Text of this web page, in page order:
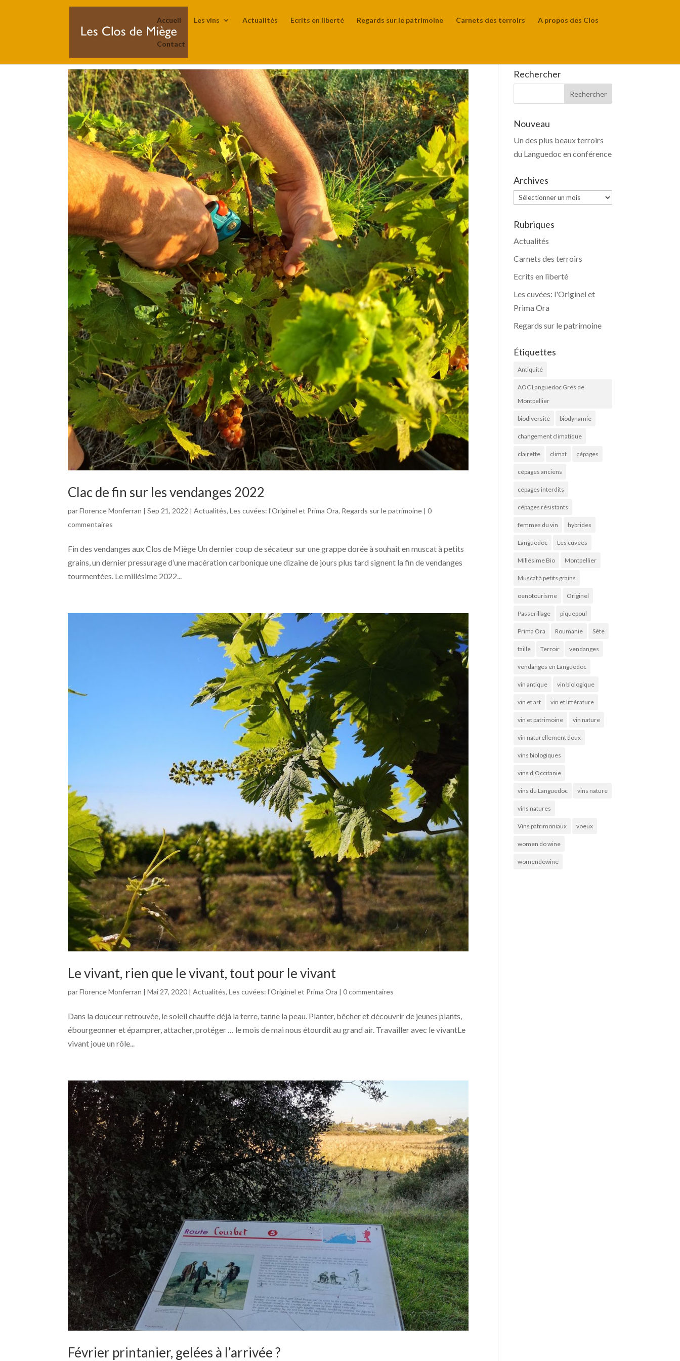
Accueil Les vins Actualités Ecrits en liberté Regards sur le patrimoine Carnets des terroirs A propos des Clos
Contact
Clac de fin sur les vendanges 2022
parFlorence Monferran |Sep 21, 2022 |Actualités,Les cuvées: l'Originel et Prima Ora, Regards sur le patrimoine |0
commentaires
Fin des vendanges aux Clos de Miège Un dernier coup de sécateur sur une grappe dorée à souhait en muscat à petits
grains, un dernier pressurage d’une macération carbonique une dizaine de jours plus tard signent la fin de vendanges
tourmentées. Le millésime 2022...
Le vivant, rien que le vivant, tout pour le vivant
parFlorence Monferran |Mai 27, 2020 |Actualités,Les cuvées: l'Originel et Prima Ora |0 commentaires
Dans la douceur retrouvée, le soleil chauffe déjà la terre, tanne la peau. Planter, bêcher et découvrir de jeunes plants,
ébourgeonner et épamprer, attacher, protéger … le mois de mai nous étourdit au grand air. Travailler avec le vivantLe
vivant joue un rôle...
Février printanier, gelées à l’arrivée ?
Rechercher
Nouveau
Un des plus beaux terroirs
du Languedoc en conférence
Archives
Archives
Rubriques
Actualités
Carnets des terroirs
Ecrits en liberté
Les cuvées: l'Originel et
Prima Ora
Regards sur le patrimoine
Étiquettes
Antiquité
AOC Languedoc Grés de
Montpellier
biodiversité biodynamie
changement climatique
clairette climat cépages
cépages anciens
cépages interdits
cépages résistants
femmes du vin hybrides
Languedoc Les cuvées
Millésime Bio Montpellier
Muscat à petits grains
oenotourisme Originel
Passerillage piquepoul
Prima Ora Roumanie Sète
taille Terroir vendanges
vendanges en Languedoc
vin antique vin biologique
vin et art vin et littérature
vin et patrimoine vin nature
vin naturellement doux
vins biologiques
vins d'Occitanie
vins du Languedoc vins nature
vins natures
Vins patrimoniaux voeux
women do wine
womendowine